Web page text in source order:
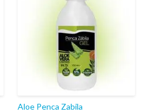
Aloe Penca Zabila